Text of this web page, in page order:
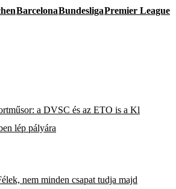
BarcelonaBundesligaPremier League
a DVSC és az ETO is a Kl
lép pályára
nem minden csapat tudja majd